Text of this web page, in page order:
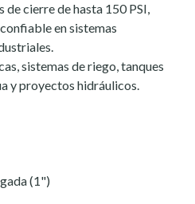
cierre de hasta 150 PSI,
en sistemas
sistemas de riego, tanques
y proyectos hidráulicos.
(1")